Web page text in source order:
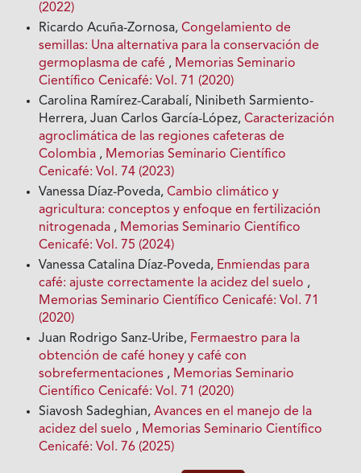
(2022)
Ricardo Acuña-Zornosa,Congelamiento de
semillas: Una alternativa para la conservación de
germoplasma de café , Memorias Seminario
Científico Cenicafé: Vol. 71 (2020)
Carolina Ramírez-Carabalí, Ninibeth Sarmiento-
Herrera, Juan Carlos García-López,Caracterización
agroclimática de las regiones cafeteras de
Colombia , Memorias Seminario Científico
Cenicafé: Vol. 74 (2023)
Vanessa Díaz-Poveda,Cambio climático y
agricultura: conceptos y enfoque en fertilización
nitrogenada , Memorias Seminario Científico
Cenicafé: Vol. 75 (2024)
Vanessa Catalina Díaz-Poveda, Enmiendas para
café: ajuste correctamente la acidez del suelo ,
Memorias Seminario Científico Cenicafé: Vol. 71
(2020)
Juan Rodrigo Sanz-Uribe, Fermaestro para la
obtención de café honey y café con
sobrefermentaciones , Memorias Seminario
Científico Cenicafé: Vol. 71 (2020)
Siavosh Sadeghian,Avances en el manejo de la
acidez del suelo , Memorias Seminario Científico
Cenicafé: Vol. 76 (2025)